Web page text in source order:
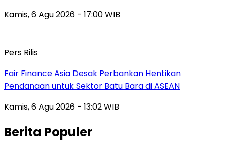
Kamis, 6 Agu 2026 - 17:00 WIB
Pers Rilis
Fair Finance Asia Desak Perbankan Hentikan
Pendanaan untuk Sektor Batu Bara di ASEAN
Kamis, 6 Agu 2026 - 13:02 WIB
Berita Populer